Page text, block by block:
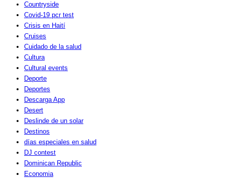
Countryside
Covid-19 pcr test
Crisis en Haití
Cruises
Cuidado de la salud
Cultura
Cultural events
Deporte
Deportes
Descarga App
Desert
Deslinde de un solar
Destinos
días especiales en salud
DJ contest
Dominican Republic
Economia